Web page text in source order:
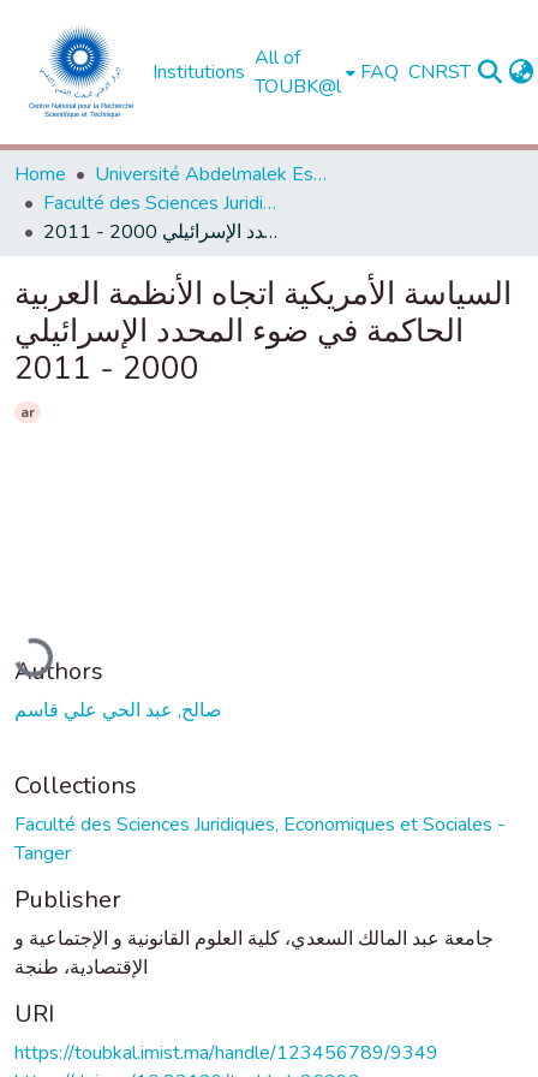
Institutions
All of
TOUBK@l
FAQ CNRST
Home
Université Abdelmalek Essaadi - Tétouan
Faculté des Sciences Juridiques, Economiques et Sociales - Tanger
السياسة الأمريكية اتجاه الأنظمة العربية الحاكمة في ضوء المحدد الإسرائيلي 2000 - 2011
السياسة الأمريكية اتجاه الأنظمة العربية
الحاكمة في ضوء المحدد الإسرائيلي
2000 - 2011
ar
Authors
صالح, عبد الحي علي قاسم
Collections
Faculté des Sciences Juridiques, Economiques et Sociales -
Tanger
Publisher
جامعة عبد المالك السعدي، كلية العلوم القانونية و الإجتماعية و
الإقتصادية، طنجة
URI
https://toubkal.imist.ma/handle/123456789/9349